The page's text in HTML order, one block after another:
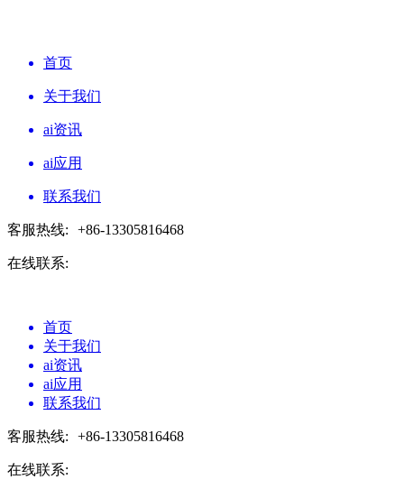
首页
关于我们
ai资讯
ai应用
联系我们
客服热线: +86-13305816468
在线联系:
首页
关于我们
ai资讯
ai应用
联系我们
客服热线: +86-13305816468
在线联系: